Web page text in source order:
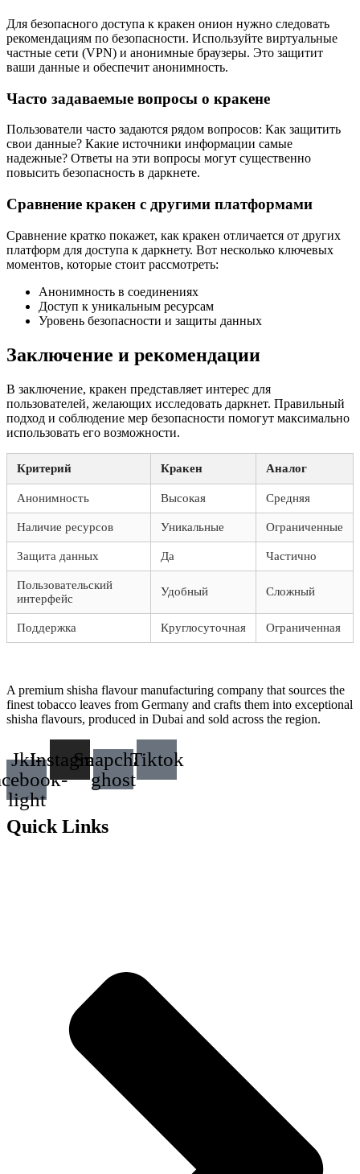
Для безопасного доступа к кракен онион нужно следовать
рекомендациям по безопасности. Используйте виртуальные
частные сети (VPN) и анонимные браузеры. Это защитит
ваши данные и обеспечит анонимность.
Часто задаваемые вопросы о кракене
Пользователи часто задаются рядом вопросов: Как защитить
свои данные? Какие источники информации самые
надежные? Ответы на эти вопросы могут существенно
повысить безопасность в даркнете.
Сравнение кракен с другими платформами
Сравнение кратко покажет, как кракен отличается от других
платформ для доступа к даркнету. Вот несколько ключевых
моментов, которые стоит рассмотреть:
Анонимность в соединениях
Доступ к уникальным ресурсам
Уровень безопасности и защиты данных
Заключение и рекомендации
В заключение, кракен представляет интерес для
пользователей, желающих исследовать даркнет. Правильный
подход и соблюдение мер безопасности помогут максимально
использовать его возможности.
Критерий Кракен Аналог
Анонимность Высокая Средняя
Наличие ресурсов Уникальные Ограниченные
Защита данных Да Частично
Пользовательский
интерфейс
Удобный Сложный
Поддержка Круглосуточная Ограниченная
A premium shisha flavour manufacturing company that sources the
finest tobacco leaves from Germany and crafts them into exceptional
shisha flavours, produced in Dubai and sold across the region.
Jki-
light
InstagramSnapchat-
ghost
Tiktok
Quick Links